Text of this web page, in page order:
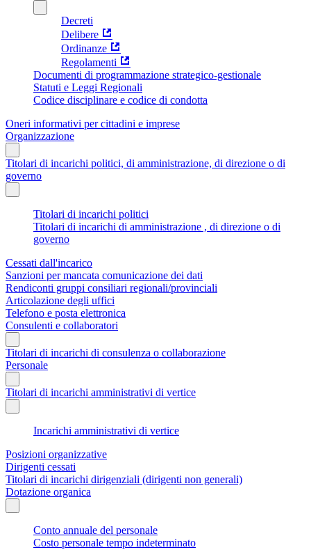
Decreti
Delibere
Ordinanze
Regolamenti
Documenti di programmazione strategico-gestionale
Statuti e Leggi Regionali
Codice disciplinare e codice di condotta
Oneri informativi per cittadini e imprese
Organizzazione
Titolari di incarichi politici, di amministrazione, di direzione o di
governo
Titolari di incarichi politici
Titolari di incarichi di amministrazione , di direzione o di
governo
Cessati dall'incarico
Sanzioni per mancata comunicazione dei dati
Rendiconti gruppi consiliari regionali/provinciali
Articolazione degli uffici
Telefono e posta elettronica
Consulenti e collaboratori
Titolari di incarichi di consulenza o collaborazione
Personale
Titolari di incarichi amministrativi di vertice
Incarichi amministrativi di vertice
Posizioni organizzative
Dirigenti cessati
Titolari di incarichi dirigenziali (dirigenti non generali)
Dotazione organica
Conto annuale del personale
Costo personale tempo indeterminato